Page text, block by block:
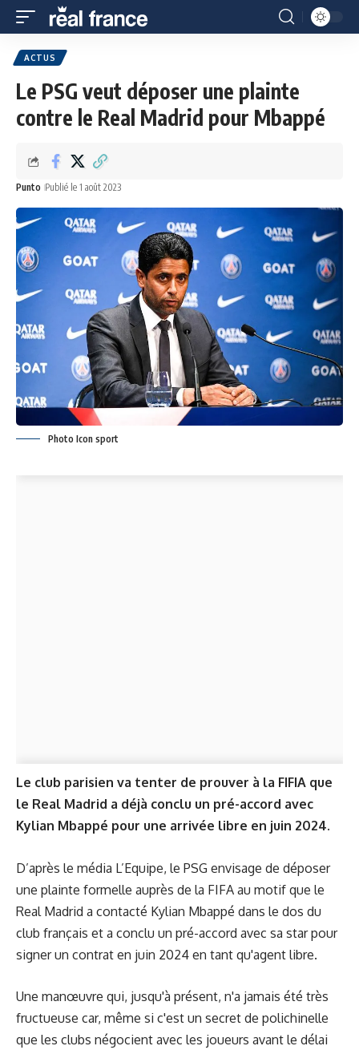
ACTUS
Le PSG veut déposer une plainte
contre le Real Madrid pour Mbappé
Punto Publié le 1 août 2023
Photo Icon sport
Le club parisien va tenter de prouver à la FIFIA que
le Real Madrid a déjà conclu un pré-accord avec
Kylian Mbappé pour une arrivée libre en juin 2024.
D’après le média L’Equipe, le PSG envisage de déposer
une plainte formelle auprès de la FIFA au motif que le
Real Madrid a contacté Kylian Mbappé dans le dos du
club français et a conclu un pré-accord avec sa star pour
signer un contrat en juin 2024 en tant qu'agent libre.
Une manœuvre qui, jusqu'à présent, n'a jamais été très
fructueuse car, même si c'est un secret de polichinelle
que les clubs négocient avec les joueurs avant le délai